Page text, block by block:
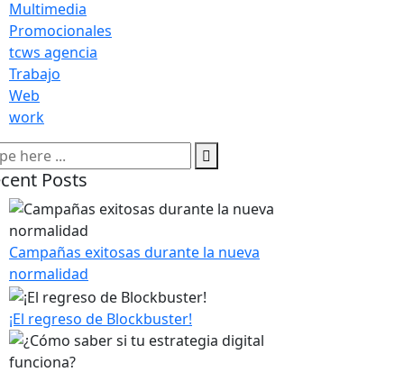
Multimedia
Promocionales
tcws agencia
Trabajo
Web
work
Posts
Campañas exitosas durante la nueva
normalidad
¡El regreso de Blockbuster!